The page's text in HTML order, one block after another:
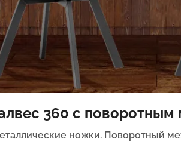
360 с
ножки. Поворотный